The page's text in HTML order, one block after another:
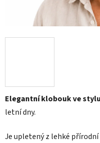
Elegantní klobouk ve
letní dny.
Je upletený z lehké